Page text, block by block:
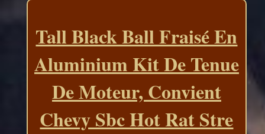
Tall Black Ball Fraisé En
Aluminium Kit De Tenue
De Moteur, Convient
Chevy Sbc Hot Rat Stre